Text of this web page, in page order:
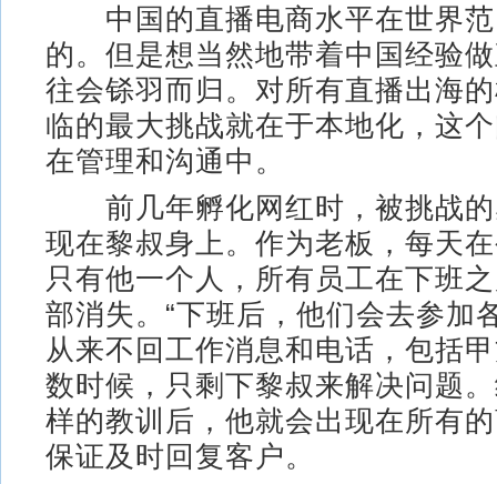
中国的直播电商水平在世界范
的。但是想当然地带着中国经验
往会铩羽而归。对所有直播出海
临的最大挑战就在于本地化，这
在管理和沟通中。
前几年孵化网红时，被挑战的
现在黎叔身上。作为老板，每天
只有他一个人，所有员工在下班
部消失。“下班后，他们会去参加
从来不回工作消息和电话，包括
数时候，只剩下黎叔来解决问题
样的教训后，他就会出现在所有
保证及时回复客户。